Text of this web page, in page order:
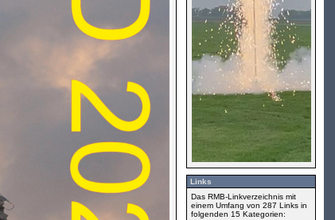
Links
Das RMB-Linkverzeichnis mit
einem Umfang von 287 Links in
folgenden 15 Kategorien: